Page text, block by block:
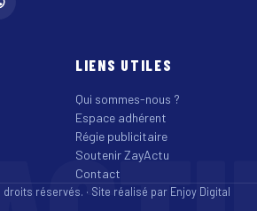
LIENS UTILES
Qui sommes-nous ?
Espace adhérent
Régie publicitaire
Soutenir ZayActu
Contact
réservés. · Site réalisé par Enjoy Digital